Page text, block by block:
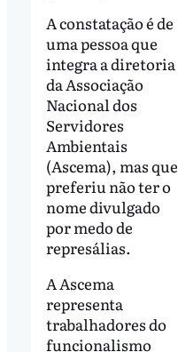
A constatação é de
uma pessoa que
integra a diretoria
da Associação
Nacional dos
Servidores
Ambientais
(Ascema), mas que
preferiu não ter o
nome divulgado
por medo de
represálias.
A Ascema
representa
trabalhadores do
funcionalismo